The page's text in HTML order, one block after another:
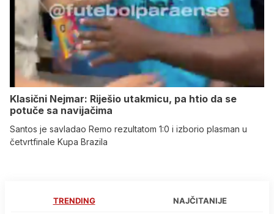
Klasični Nejmar: Riješio utakmicu, pa htio da se
potuče sa navijačima
Santos je savladao Remo rezultatom 1:0 i izborio plasman u
četvrtfinale Kupa Brazila
TRENDING NAJČITANIJE